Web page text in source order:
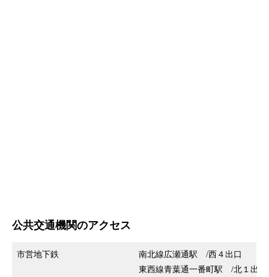
公共交通機関のアクセス
市営地下鉄
南北線広瀬通駅 /西４出口
東西線青葉通一番町駅 /北１出口